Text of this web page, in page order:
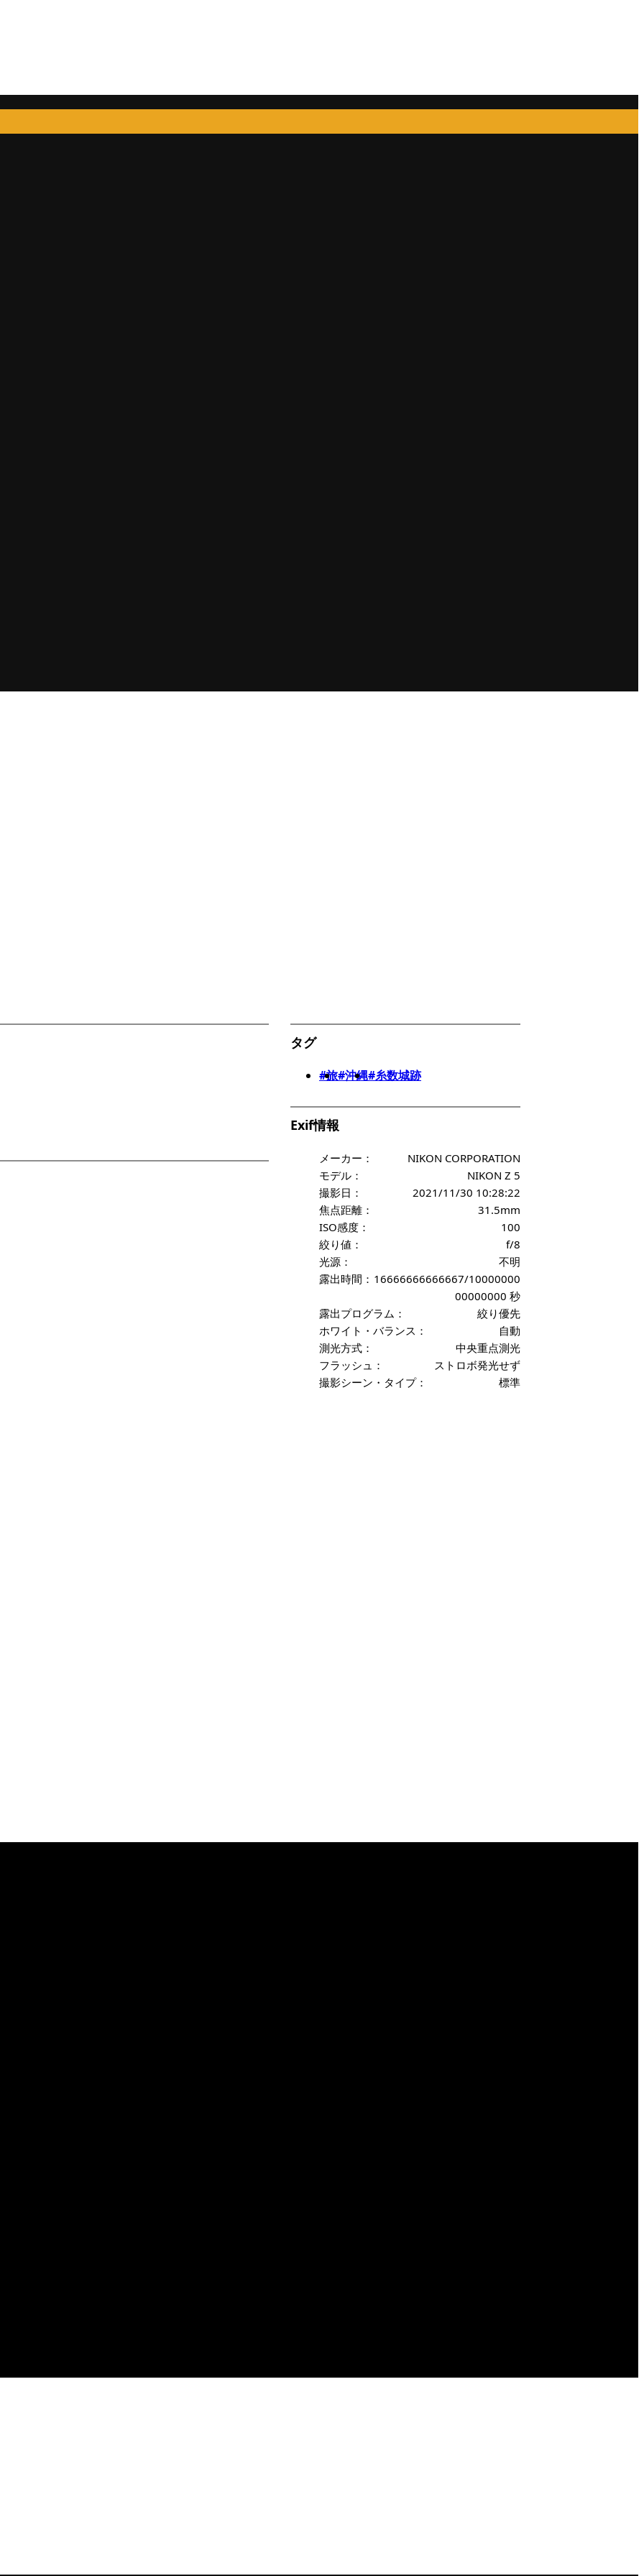
タグ
#旅#沖縄#糸数城跡
Exif情報
メーカー：
NIKON CORPORATION
モデル：
NIKON Z 5
撮影日：
2021/11/30 10:28:22
焦点距離：
31.5mm
ISO感度：
100
絞り値：
f/8
光源：
不明
露出時間： 16666666666667/10000000
00000000 秒
露出プログラム：
絞り優先
ホワイト・バランス：
自動
測光方式：
中央重点測光
フラッシュ：
ストロボ発光せず
撮影シーン・タイプ：
標準